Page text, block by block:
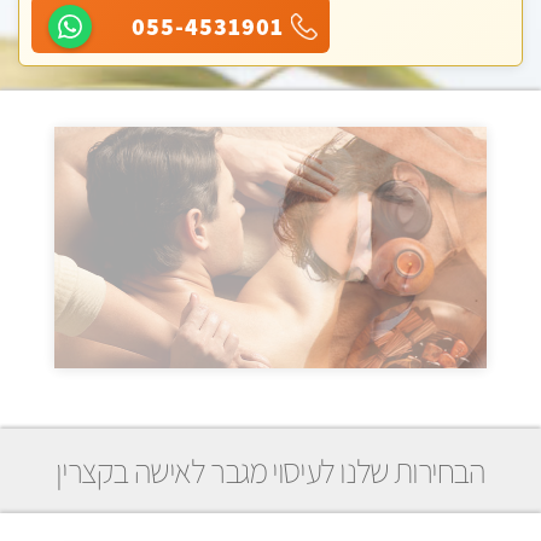
055-4531901
הבחירות שלנו לעיסוי מגבר לאישה בקצרין